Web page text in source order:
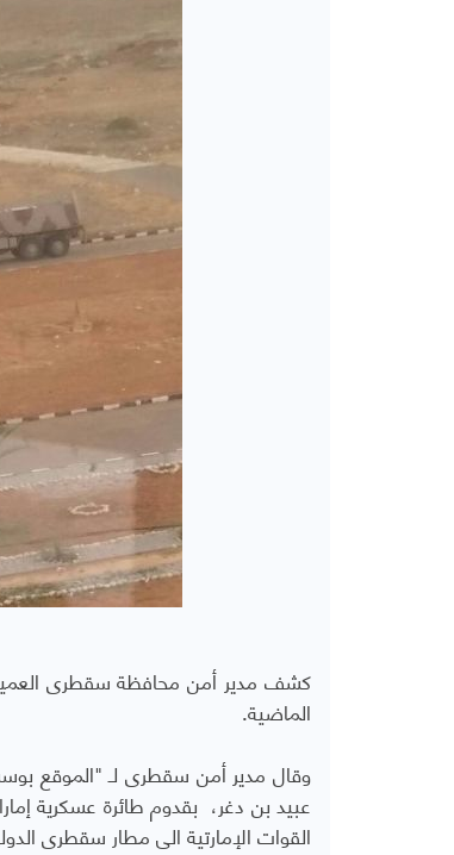
كشف مدير أمن محافظة سقطرى العميد
الماضية.
وقال مدير أمن سقطرى لـ "الموقع
عبيد بن دغر، بقدوم طائرة عسكرية
القوات الإمارتية الى مطار سقطرى